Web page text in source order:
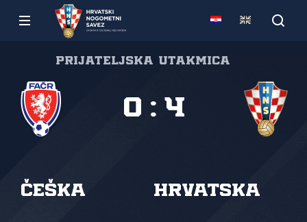
Prijateljska utakmica
Češka Hrvatska
0 : 4